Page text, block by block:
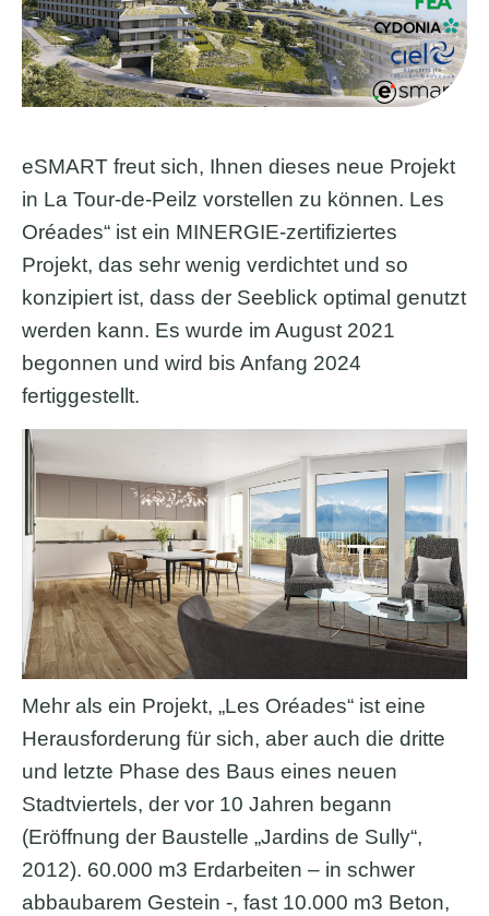
eSMART freut sich, Ihnen dieses neue Projekt
in La Tour-de-Peilz vorstellen zu können. Les
Oréades“ ist ein MINERGIE-zertifiziertes
Projekt, das sehr wenig verdichtet und so
konzipiert ist, dass der Seeblick optimal genutzt
werden kann. Es wurde im August 2021
begonnen und wird bis Anfang 2024
fertiggestellt.
Mehr als ein Projekt, „Les Oréades“ ist eine
Herausforderung für sich, aber auch die dritte
und letzte Phase des Baus eines neuen
Stadtviertels, der vor 10 Jahren begann
(Eröffnung der Baustelle „Jardins de Sully“,
2012). 60.000 m3 Erdarbeiten – in schwer
abbaubarem Gestein -, fast 10.000 m3 Beton,